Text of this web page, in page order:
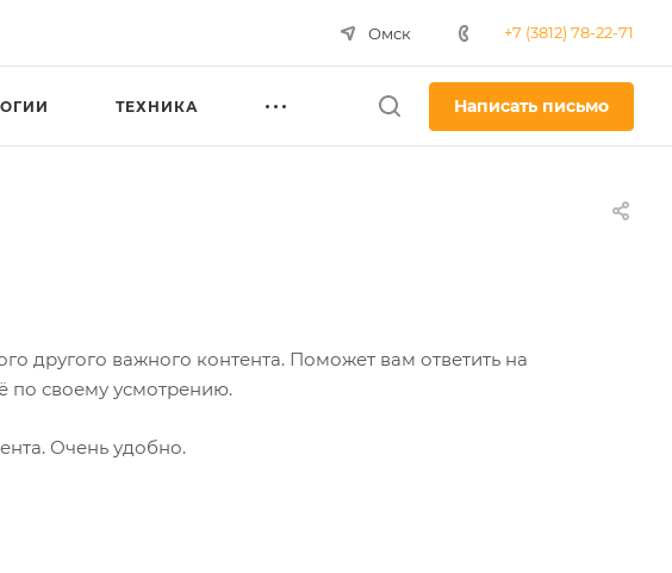
Омск +7 (3812) 78-22-71
ТЕХНИКА Написать письмо
другого важного контента. Поможет вам ответить на
по своему усмотрению.
Очень удобно.